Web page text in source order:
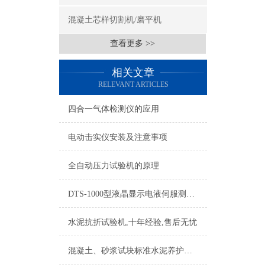
混凝土芯样切割机/磨平机
查看更多 >>
相关文章
RELEVANT ARTICLES
四合一气体检测仪的应用
电动击实仪安装及注意事项
全自动压力试验机的原理
DTS-1000型液晶显示电液伺服测控系统使用说明书
水泥抗折试验机,十年经验,售后无忧
混凝土、砂浆试块标准水泥养护箱产品报价